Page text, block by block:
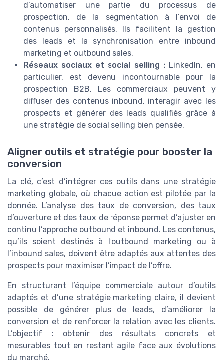
d’automatiser une partie du processus de
prospection, de la segmentation à l’envoi de
contenus personnalisés. Ils facilitent la gestion
des leads et la synchronisation entre inbound
marketing et outbound sales.
Réseaux sociaux et social selling :LinkedIn, en
particulier, est devenu incontournable pour la
prospection B2B. Les commerciaux peuvent y
diffuser des contenus inbound, interagir avec les
prospects et générer des leads qualifiés grâce à
une stratégie de social selling bien pensée.
Aligner outils et stratégie pour booster la
conversion
La clé, c’est d’intégrer ces outils dans une stratégie
marketing globale, où chaque action est pilotée par la
donnée. L’analyse des taux de conversion, des taux
d’ouverture et des taux de réponse permet d’ajuster en
continu l’approche outbound et inbound. Les contenus,
qu’ils soient destinés à l’outbound marketing ou à
l’inbound sales, doivent être adaptés aux attentes des
prospects pour maximiser l’impact de l’offre.
En structurant l’équipe commerciale autour d’outils
adaptés et d’une stratégie marketing claire, il devient
possible de générer plus de leads, d’améliorer la
conversion et de renforcer la relation avec les clients.
L’objectif : obtenir des résultats concrets et
mesurables tout en restant agile face aux évolutions
du marché.